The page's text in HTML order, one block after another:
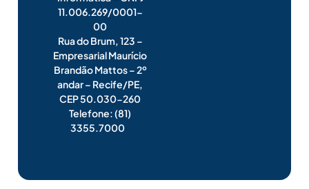
11.006.269/0001-
00
Rua do Brum, 123 –
Empresarial Maurício
Brandão Mattos – 2º
andar – Recife/PE,
CEP 50.030-260
Telefone: (81)
3355.7000